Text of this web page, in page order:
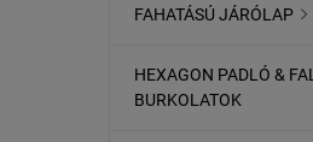
FAHATÁSÚ JÁRÓLAP 
HEXAGON PADLÓ & FAL
BURKOLATOK